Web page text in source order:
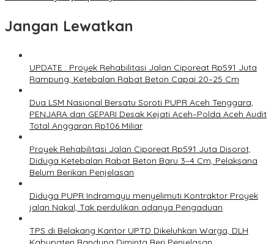
Jangan Lewatkan
UPDATE : Proyek Rehabilitasi Jalan Ciporeat Rp591 Juta
Rampung, Ketebalan Rabat Beton Capai 20–25 Cm
Dua LSM Nasional Bersatu Soroti PUPR Aceh Tenggara,
PENJARA dan GEPARI Desak Kejati Aceh–Polda Aceh Audit
Total Anggaran Rp106 Miliar
Proyek Rehabilitasi Jalan Ciporeat Rp591 Juta Disorot,
Diduga Ketebalan Rabat Beton Baru 3–4 Cm, Pelaksana
Belum Berikan Penjelasan
Diduga PUPR Indramayu menyelimuti Kontraktor Proyek
jalan Nakal, Tak perdulikan adanya Pengaduan
TPS di Belakang Kantor UPTD Dikeluhkan Warga, DLH